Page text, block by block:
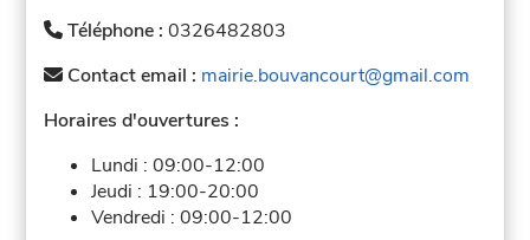
Téléphone :0326482803
Contact email : mairie.bouvancourt@gmail.com
Horaires d'ouvertures :
Lundi :09:00-12:00
Jeudi : 19:00-20:00
Vendredi :09:00-12:00